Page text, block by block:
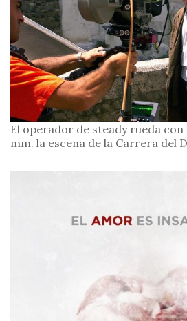
El operador de steady rueda con
mm. la escena de la Carrera del